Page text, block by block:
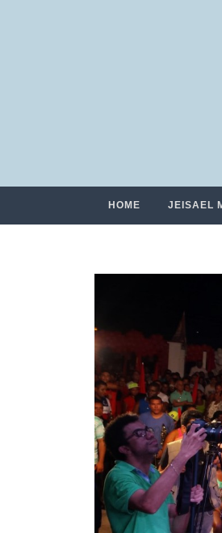
HOME JEISAEL